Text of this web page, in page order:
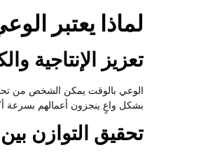
لماذا يعتبر
تعزيز الإنتاجية
الوعي بالوقت يمكن الشخص من
بشكل واعٍ ينجزون أعمالهم بسرعة
تحقيق التوازن